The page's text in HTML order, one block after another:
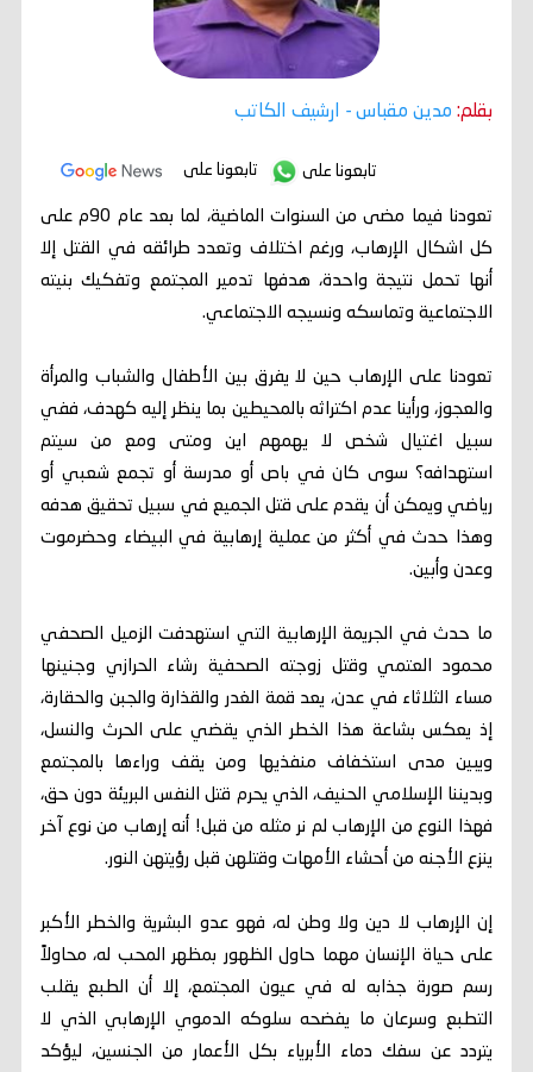
بقلم: مدين مقباس - ارشيف الكاتب
تابعونا على تابعونا على
تعودنا فيما مضى من السنوات الماضية، لما بعد عام 90م على
كل اشكال الإرهاب، ورغم اختلاف وتعدد طرائقه في القتل إلا
أنها تحمل نتيجة واحدة، هدفها تدمير المجتمع وتفكيك بنيته
الاجتماعية وتماسكه ونسيجه الاجتماعي.
تعودنا على الإرهاب حين لا يفرق بين الأطفال والشباب والمرأة
والعجوز، ورأينا عدم اكتراثه بالمحيطين بما ينظر إليه كهدف، ففي
سبيل اغتيال شخص لا يهمهم اين ومتى ومع من سيتم
استهدافه؟ سوى كان في باص أو مدرسة أو تجمع شعبي أو
رياضي ويمكن أن يقدم على قتل الجميع في سبيل تحقيق هدفه
وهذا حدث في أكثر من عملية إرهابية في البيضاء وحضرموت
وعدن وأبين.
ما حدث في الجريمة الإرهابية التي استهدفت الزميل الصحفي
محمود العتمي وقتل زوجته الصحفية رشاء الحرازي وجنينها
مساء الثلاثاء في عدن، يعد قمة الغدر والقذارة والجبن والحقارة،
إذ يعكس بشاعة هذا الخطر الذي يقضي على الحرث والنسل،
ويبين مدى استخفاف منفذيها ومن يقف وراءها بالمجتمع
وبديننا الإسلامي الحنيف، الذي يحرم قتل النفس البريئة دون حق،
فهذا النوع من الإرهاب لم نر مثله من قبل! أنه إرهاب من نوع آخر
ينزع الأجنه من أحشاء الأمهات وقتلهن قبل رؤيتهن النور.
إن الإرهاب لا دين ولا وطن له، فهو عدو البشرية والخطر الأكبر
على حياة الإنسان مهما حاول الظهور بمظهر المحب له، محاولاً
رسم صورة جذابه له في عيون المجتمع، إلا أن الطبع يقلب
التطبع وسرعان ما يفضحه سلوكه الدموي الإرهابي الذي لا
يتردد عن سفك دماء الأبرياء بكل الأعمار من الجنسين، ليؤكد